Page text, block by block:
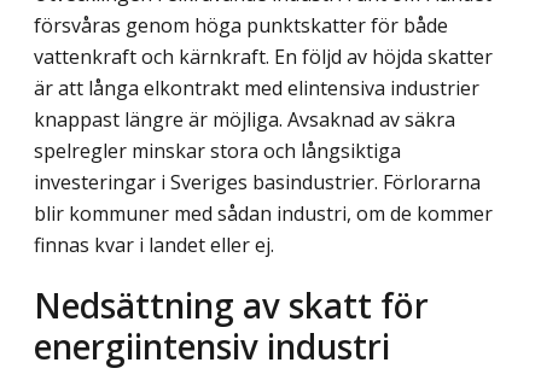
försvåras genom höga punktskatter för både
vattenkraft och kärnkraft. En följd av höjda skatter
är att långa elkontrakt med elintensiva industrier
knappast längre är möjliga. Avsaknad av säkra
spelregler minskar stora och långsiktiga
investeringar i Sveriges basindustrier. Förlorarna
blir kommuner med sådan industri, om de kommer
finnas kvar i landet eller ej.
Nedsättning av skatt för
energiintensiv industri